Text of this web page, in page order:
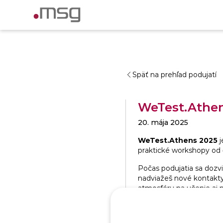
Späť na prehľad podujatí
20. mája 2025
WeTest.Athens 2025
praktické workshopy od
Počas podujatia sa
nadviažeš nové
atmosféru na učenie aj